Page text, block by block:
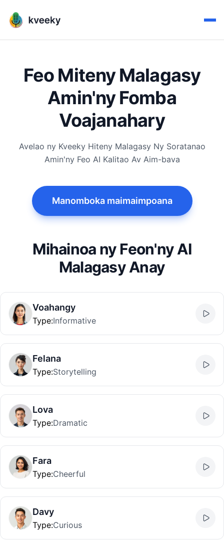
Feo Miteny Malagasy
Amin'ny Fomba
Voajanahary
Avelao ny Kveeky Hiteny Malagasy Ny Soratanao
Amin'ny Feo AI Kalitao Av Aim-bava
Manomboka maimaimpoana
Mihainoa ny Feon'ny AI
Malagasy Anay
Voahangy
Type:Informative
Felana
Type:Storytelling
Lova
Type:Dramatic
Fara
Type:Cheerful
Davy
Type:Curious